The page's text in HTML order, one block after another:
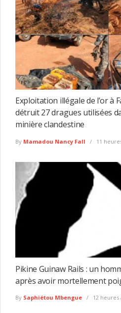
Exploitation illégale de l’or à
détruit 27 dragues utilisées
minière clandestine
By Mamadou Nancy Fall 11
Pikine Guinaw Rails : un
après avoir mortellement
By Saphiétou Mbengue 12 heures